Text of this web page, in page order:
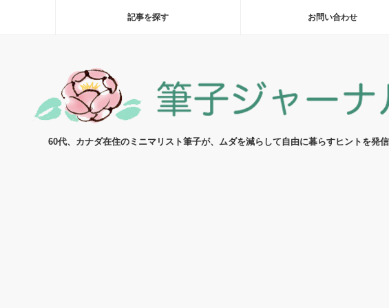
記事を探す お問い合わせ
60代、カナダ在住のミニマリスト筆子が、ムダを減らして自由に暮らすヒントを発